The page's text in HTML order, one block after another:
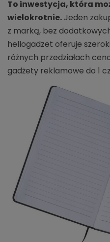
To inwestycja, która
wielokrotnie. Jeden
z marką, bez
hellogadzet oferuje
różnych przedziałach
gadżety reklamowe do 1